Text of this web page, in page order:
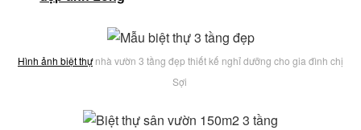
Hình ảnh biệt thựnhà vườn 3 tầng đẹp thiết kế nghỉ dưỡng cho gia đình chị
Sợi